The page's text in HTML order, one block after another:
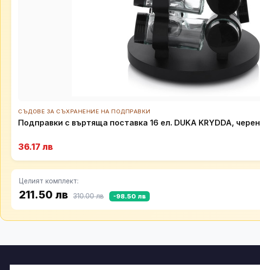
СЪДОВЕ ЗА СЪХРАНЕНИЕ НА ПОДПРАВКИ
Подправки с въртяща поставка 16 ел. DUKA KRYDDA, черен
36.17 лв
Целият комплект:
211.50 лв 310.00 лв -98.50 лв